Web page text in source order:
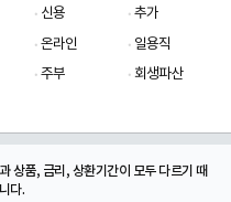
신용
추가
온라인
일용직
주부
회생파산
상품, 금리, 상환기간이 모두 다르기 때
다.